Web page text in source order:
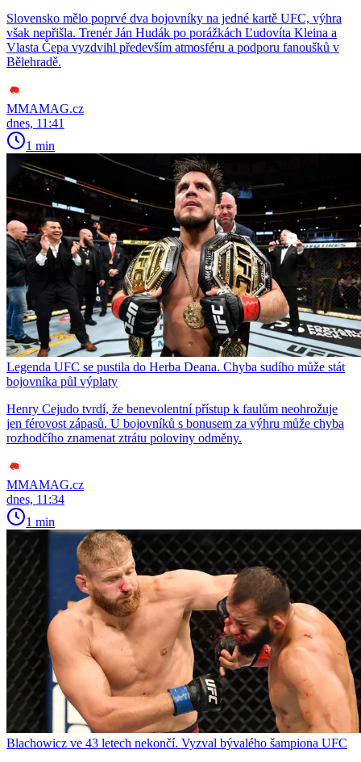
Slovensko mělo poprvé dva bojovníky na jedné kartě UFC, výhra
však nepřišla. Trenér Ján Hudák po porážkách Ľudovíta Kleina a
Vlasta Čepa vyzdvihl především atmosféru a podporu fanoušků v
Bělehradě.
MMAMAG.cz
dnes, 11:41
1 min
Legenda UFC se pustila do Herba Deana. Chyba sudího může stát
bojovníka půl výplaty
Henry Cejudo tvrdí, že benevolentní přístup k faulům neohrožuje
jen férovost zápasů. U bojovníků s bonusem za výhru může chyba
rozhodčího znamenat ztrátu poloviny odměny.
MMAMAG.cz
dnes, 11:34
1 min
Blachowicz ve 43 letech nekončí. Vyzval bývalého šampiona UFC